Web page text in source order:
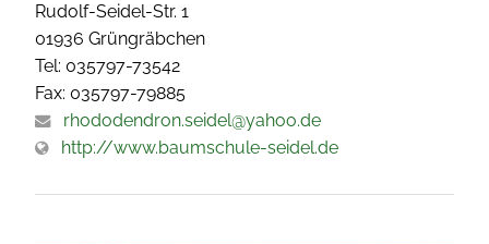
Rudolf-Seidel-Str. 1
01936 Grüngräbchen
Tel: 035797-73542
Fax: 035797-79885
rhododendron.seidel@yahoo.de
http://www.baumschule-seidel.de